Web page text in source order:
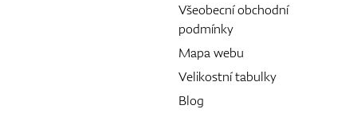
Všeobecní obchodní
podmínky
Mapa webu
Velikostní tabulky
Blog